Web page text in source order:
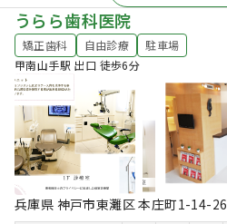
うらら歯科医院
矯正歯科 自由診療
駐車場
甲南山手駅 出口 徒歩6分
兵庫県 神戸市東灘区 本庄町1-14-26